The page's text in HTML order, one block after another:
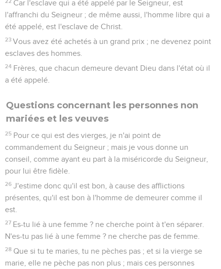
Car l'esclave qui a été appelé par le Seigneur, est
l'affranchi du Seigneur ; de même aussi, l'homme libre qui a
été appelé, est l'esclave de Christ.
23 Vous avez été achetés à un grand prix ; ne devenez point
esclaves des hommes.
24 Frères, que chacun demeure devant Dieu dans l'état où il
a été appelé.
Questions concernant les personnes non
mariées et les veuves
25 Pour ce qui est des vierges, je n'ai point de
commandement du Seigneur ; mais je vous donne un
conseil, comme ayant eu part à la miséricorde du Seigneur,
pour lui être fidèle.
26 J'estime donc qu'il est bon, à cause des afflictions
présentes, qu'il est bon à l'homme de demeurer comme il
est.
27 Es-tu lié à une femme ? ne cherche point à t'en séparer.
N'es-tu pas lié à une femme ? ne cherche pas de femme.
28 Que si tu te maries, tu ne pèches pas ; et si la vierge se
marie, elle ne pèche pas non plus ; mais ces personnes